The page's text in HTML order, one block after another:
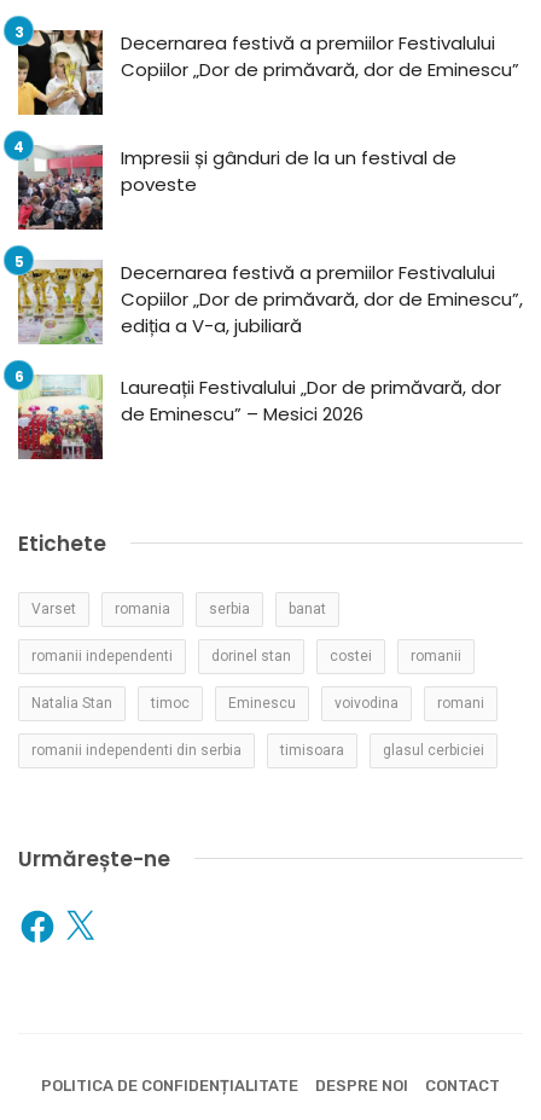
Decernarea festivă a premiilor Festivalului
Copiilor „Dor de primăvară, dor de Eminescu”
Impresii și gânduri de la un festival de
poveste
Decernarea festivă a premiilor Festivalului
Copiilor „Dor de primăvară, dor de Eminescu”,
ediția a V-a, jubiliară
Laureații Festivalului „Dor de primăvară, dor
de Eminescu” – Mesici 2026
Etichete
Varset romania serbia banat
romanii independenti dorinel stan costei romanii
Natalia Stan timoc Eminescu voivodina romani
romanii independenti din serbia timisoara glasul cerbiciei
Urmărește-ne
Facebook
X
POLITICA DE CONFIDENȚIALITATE DESPRE NOI CONTACT